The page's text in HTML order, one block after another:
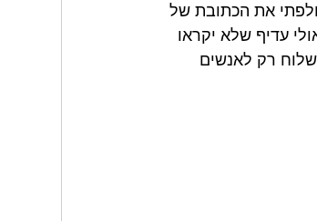
את הכתובת של
עדיף שלא יקראו
רק לאנשים